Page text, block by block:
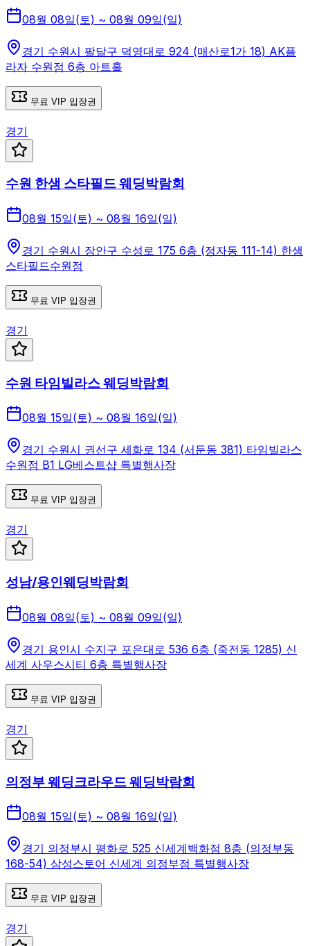
08월 08일(토) ~ 08월 09일(일)
경기 수원시 팔달구 덕영대로 924 (매산로1가 18) AK플
라자 수원점 6층 아트홀
무료 VIP 입장권
경기
수원 한샘 스타필드 웨딩박람회
08월 15일(토) ~ 08월 16일(일)
경기 수원시 장안구 수성로 175 6층 (정자동 111-14) 한샘
스타필드수원점
무료 VIP 입장권
경기
수원 타임빌라스 웨딩박람회
08월 15일(토) ~ 08월 16일(일)
경기 수원시 권선구 세화로 134 (서둔동 381) 타임빌라스
수원점 B1 LG베스트샵 특별행사장
무료 VIP 입장권
경기
성남/용인웨딩박람회
08월 08일(토) ~ 08월 09일(일)
경기 용인시 수지구 포은대로 536 6층 (죽전동 1285) 신
세계 사우스시티 6층 특별행사장
무료 VIP 입장권
경기
의정부 웨딩크라우드 웨딩박람회
08월 15일(토) ~ 08월 16일(일)
경기 의정부시 평화로 525 신세계백화점 8층 (의정부동
168-54) 삼성스토어 신세계 의정부점 특별행사장
무료 VIP 입장권
경기